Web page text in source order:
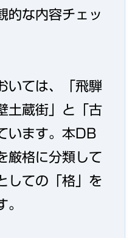
的な内容チェッ
いては、「飛騨
土蔵街」と「古
います。本DB
厳格に分類して
しての「格」を
。